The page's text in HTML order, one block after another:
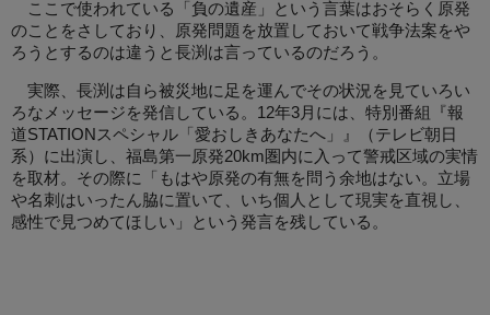
ここで使われている「負の遺産」という言葉はおそらく原発
のことをさしており、原発問題を放置しておいて戦争法案をや
ろうとするのは違うと長渕は言っているのだろう。
実際、長渕は自ら被災地に足を運んでその状況を見ていろい
ろなメッセージを発信している。12年3月には、特別番組『報
道STATIONスペシャル「愛おしきあなたへ」』（テレビ朝日
系）に出演し、福島第一原発20km圏内に入って警戒区域の実情
を取材。その際に「もはや原発の有無を問う余地はない。立場
や名刺はいったん脇に置いて、いち個人として現実を直視し、
感性で見つめてほしい」という発言を残している。